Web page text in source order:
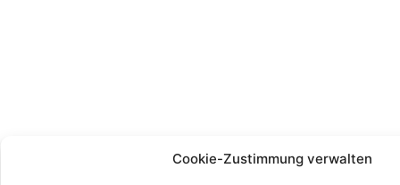
Cookie-Zustimmung verwalten